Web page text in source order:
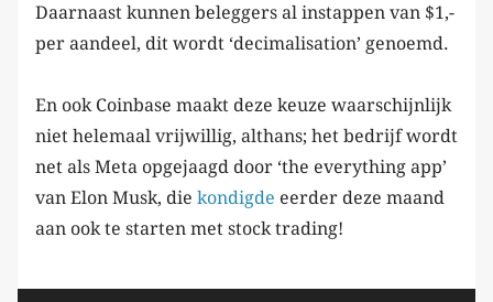
Daarnaast kunnen beleggers al instappen van $1,-
per aandeel, dit wordt ‘decimalisation’ genoemd.
En ook Coinbase maakt deze keuze waarschijnlijk
niet helemaal vrijwillig, althans; het bedrijf wordt
net als Meta opgejaagd door ‘the everything app’
van Elon Musk, die kondigde eerder deze maand
aan ook te starten met stock trading!